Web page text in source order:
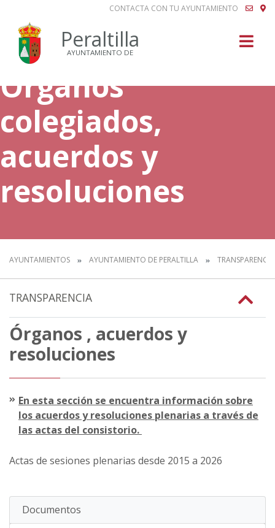
CONTACTA CON TU AYUNTAMIENTO
Peraltilla
AYUNTAMIENTO DE
Órganos
colegiados,
acuerdos y
resoluciones
AYUNTAMIENTOS AYUNTAMIENTO DE PERALTILLA TRANSPARENCIA
TRANSPARENCIA
Órganos , acuerdos y
resoluciones
En esta sección se encuentra información sobre
los acuerdos y resoluciones plenarias a través de
las actas del consistorio.
Actas de sesiones plenarias desde 2015 a 2026
Documentos